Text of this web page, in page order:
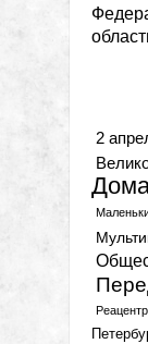
2
Реацентр